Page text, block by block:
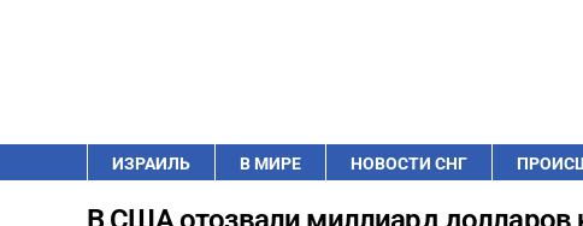
ИЗРАИЛЬ В МИРЕ НОВОСТИ СНГ